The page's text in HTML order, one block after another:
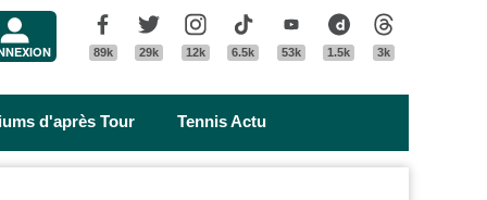
Facebook
89k
Twitter
29k
Instagram
12k
Tik Tok
6.5k
Youtube
53k
Dailymotion
1.5k 3k
d'après Tour Tennis Actu